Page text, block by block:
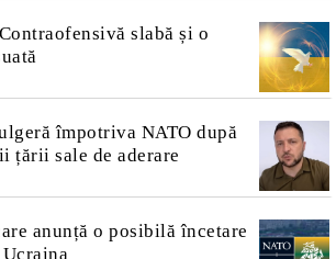
slabă și o
împotriva NATO după
țării sale de aderare
anunță o posibilă încetare